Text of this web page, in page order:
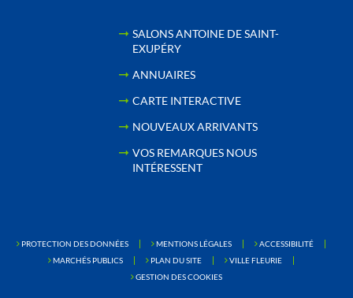
SALONS ANTOINE DE SAINT-
EXUPÉRY
ANNUAIRES
CARTE INTERACTIVE
NOUVEAUX ARRIVANTS
VOS REMARQUES NOUS
INTÉRESSENT
PROTECTION DES DONNÉES MENTIONS LÉGALES
ACCESSIBILITÉ
MARCHÉS PUBLICS
PLAN DU SITE
VILLE FLEURIE
GESTION DES COOKIES